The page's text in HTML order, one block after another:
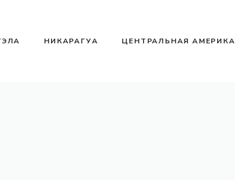
НИКАРАГУА ЦЕНТРАЛЬНАЯ АМЕРИКА